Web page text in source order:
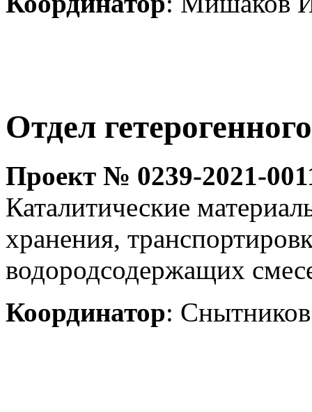
Отдел
Проект № 0239-2021-
Каталитические
хранения,
водородсодержащих
Координатор: